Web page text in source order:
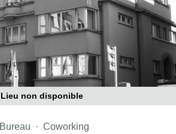
Lieu non disponible
Bureau Coworking